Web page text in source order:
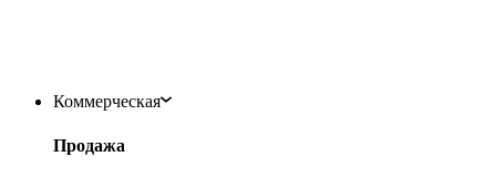
Коммерческая
Продажа